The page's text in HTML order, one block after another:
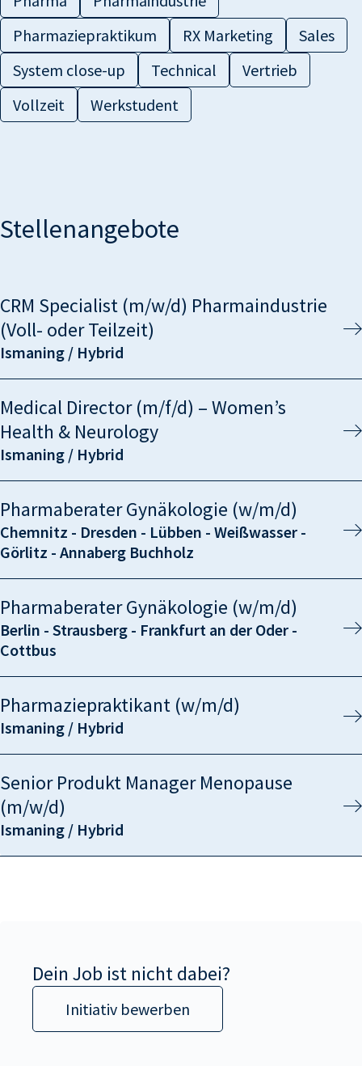
Pharmaziepraktikum
RX Marketing
Sales
System close-up
Technical
Vertrieb
Vollzeit
Werkstudent
Stellenangebote
CRM Specialist (m/w/d) Pharmaindustrie
(Voll- oder Teilzeit)
Ismaning / Hybrid
Medical Director (m/f/d) – Women’s
Health & Neurology
Ismaning / Hybrid
Pharmaberater Gynäkologie (w/m/d)
Chemnitz - Dresden - Lübben - Weißwasser -
Görlitz - Annaberg Buchholz
Pharmaberater Gynäkologie (w/m/d)
Berlin - Strausberg - Frankfurt an der Oder -
Cottbus
Pharmaziepraktikant (w/m/d)
Ismaning / Hybrid
Senior Produkt Manager Menopause
(m/w/d)
Ismaning / Hybrid
Dein Job ist nicht dabei?
Initiativ bewerben